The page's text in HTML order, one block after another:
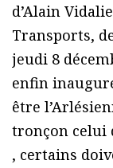
d’Alain
Transports,
jeudi 8
enfin
être
tronçon celui
, certains